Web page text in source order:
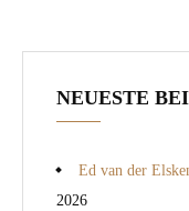
NEUESTE
Ed van der
2026